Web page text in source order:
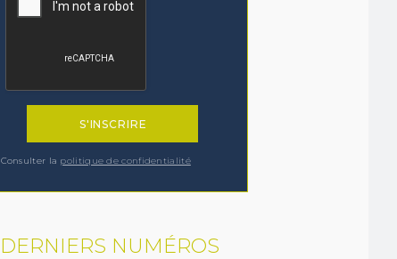
Consulter la politique de confidentialité
DERNIERS NUMÉROS